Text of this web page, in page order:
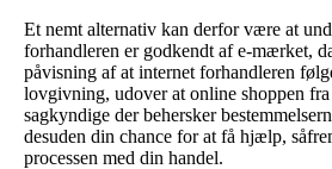
Et nemt alternativ kan derfor være at
forhandleren er godkendt af e-mærket,
påvisning af at internet forhandleren
lovgivning, udover at online shoppen
sagkyndige der behersker
desuden din chance for at få hjælp,
processen med din handel.